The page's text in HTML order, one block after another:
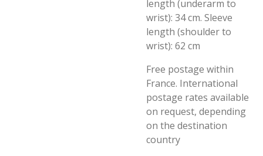
length (underarm to
wrist): 34 cm. Sleeve
length (shoulder to
wrist): 62 cm
Free postage within
France. International
postage rates available
on request, depending
on the destination
country